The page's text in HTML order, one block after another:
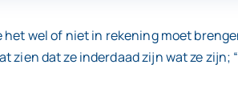
wel of niet in rekening moet
dat ze inderdaad zijn wat ze zijn;